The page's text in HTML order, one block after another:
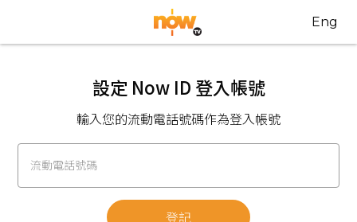
Eng
設定 Now ID 登入帳號
輸入您的流動電話號碼作為登入帳號
流動電話號碼
登記